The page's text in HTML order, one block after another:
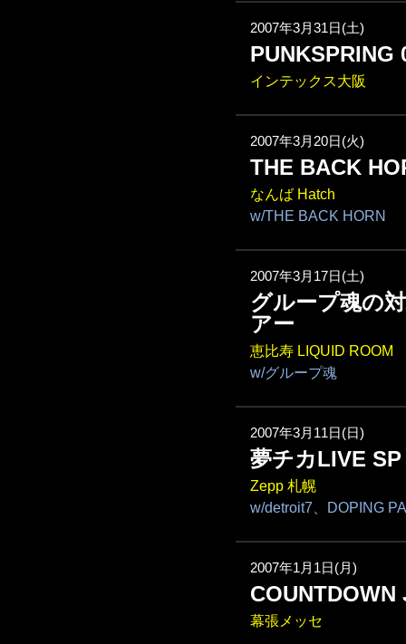
2007年3月31日(土)
PUNKSPRING
インテックス大阪
2007年3月20日(火)
THE BACK
なんば Hatch
w/THE BACK HORN
2007年3月17日(土)
グループ魂の
アー
恵比寿 LIQUID ROOM
w/グループ魂
2007年3月11日(日)
夢チカLIVE SP
Zepp 札幌
w/detroit7、DOPING
2007年1月1日(月)
COUNTDOWN
幕張メッセ